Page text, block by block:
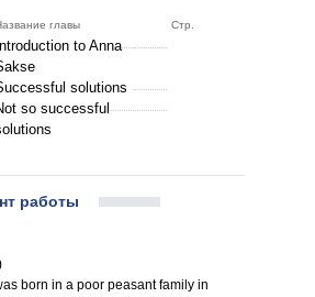
главы Стр.
Introduction to Anna
solutions
so successful
работы
born in a poor peasant family in